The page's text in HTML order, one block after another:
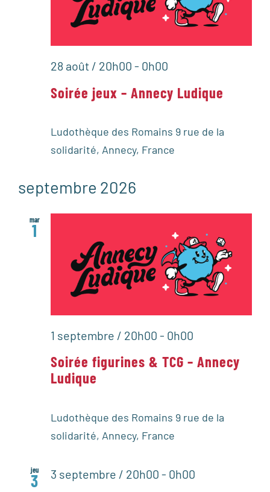
Soirée jeux – Annecy Ludique
28 août / 20h00 - 0h00
Ludothèque des Romains 9 rue de la
solidarité, Annecy, France
septembre 2026
mar
1
Soirée figurines & TCG – Annecy
Ludique
1 septembre / 20h00 - 0h00
Ludothèque des Romains 9 rue de la
solidarité, Annecy, France
jeu
3 3 septembre / 20h00 - 0h00